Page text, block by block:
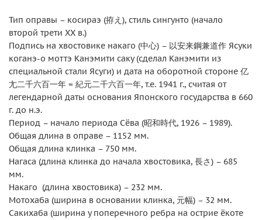
Тип оправы – косираэ (拵え), стиль сингунто (начало
второй трети ХХ в.)
Подпись на хвостовике накаго (中心) – 以安来鋼兼道作 Ясуки
коганэ-о моттэ Канэмити саку (сделал Канэмити из
специальной стали Ясуги) и дата на оборотной стороне 亿
尢二千六百一年 = 紀元二千六百一年, т.е. 1941 г., считая от
легендарной даты основания Японского государства в 660
г. до н.э.
Период – начало периода Сёва (昭和時代, 1926 – 1989).
Общая длина в оправе – 1152 мм.
Общая длина клинка – 750 мм.
Нагаса (длина клинка до начала хвостовика, 長さ) – 685
мм.
Накаго (длина хвостовика) – 232 мм.
Мотохаба (ширина в основании клинка, 元幅) – 32 мм.
Сакихаба (ширина у поперечного ребра на острие ёкоте